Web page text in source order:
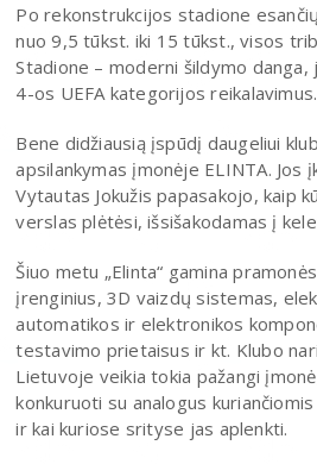
Po rekonstrukcijos stadione
nuo 9,5 tūkst. iki 15 tūkst., visos
Stadione – moderni šildymo danga,
4-os UEFA kategorijos reikalavimus.
Bene didžiausią įspūdį daugeliui
apsilankymas įmonėje ELINTA. Jos
Vytautas Jokužis papasakojo, kaip
verslas plėtėsi, išsišakodamas į
Šiuo metu „Elinta“ gamina
įrenginius, 3D vaizdų sistemas,
automatikos ir elektronikos
testavimo prietaisus ir kt. Klubo
Lietuvoje veikia tokia pažangi
konkuruoti su analogus
ir kai kuriose srityse jas aplenkti.